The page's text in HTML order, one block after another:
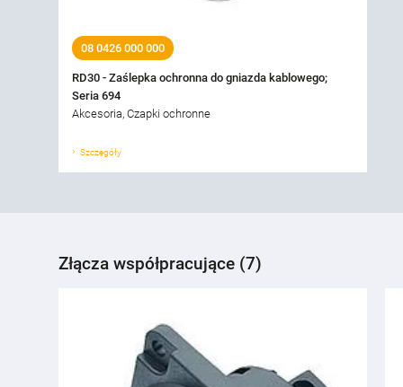
08 0426 000 000
RD30 - Zaślepka ochronna do gniazda kablowego;
Seria 694
Akcesoria, Czapki ochronne
Szczegóły
Złącza współpracujące (7)